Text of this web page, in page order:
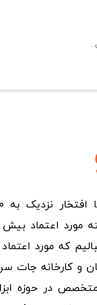
که مورد
و کارخانه جات
در حوزه